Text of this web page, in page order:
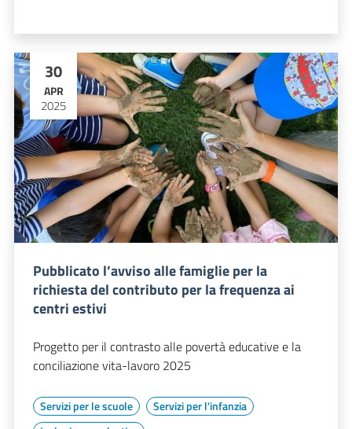
30
APR
2025
Pubblicato l’avviso alle famiglie per la
richiesta del contributo per la frequenza ai
centri estivi
Progetto per il contrasto alle povertà educative e la
conciliazione vita-lavoro 2025
Servizi per le scuole
Servizi per l'infanzia